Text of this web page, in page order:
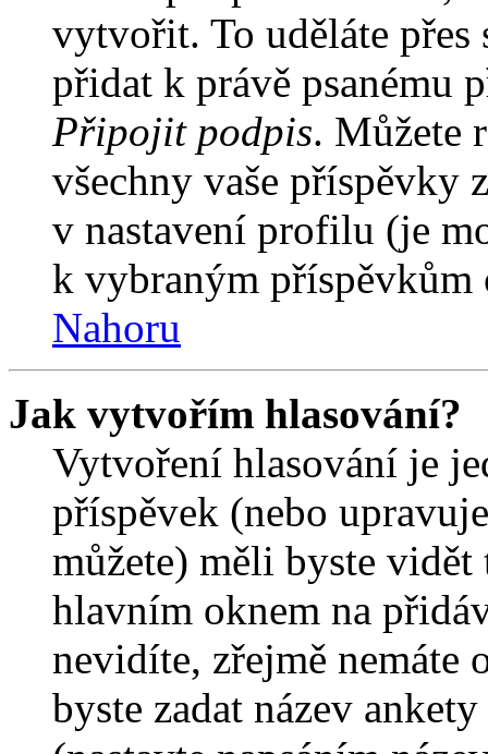
vytvořit. To uděláte
přidat k právě psanému
Připojit podpis. Můžete
všechny vaše příspěvky
v nastavení profilu (je
k vybraným příspěvkům
Nahoru
Jak vytvořím hlasování?
Vytvoření hlasování je
příspěvek (nebo
můžete) měli byste
hlavním oknem na
nevidíte, zřejmě
byste zadat název